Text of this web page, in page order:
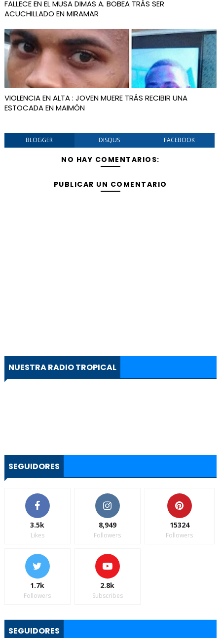
FALLECE EN EL MUSA DIMAS A. BOBEA TRÁS SER
ACUCHILLADO EN MIRAMAR
VIOLENCIA EN ALTA : JOVEN MUERE TRÁS RECIBIR UNA
ESTOCADA EN MAIMÓN
BLOGGER DISQUS FACEBOOK
NO HAY COMENTARIOS:
PUBLICAR UN COMENTARIO
NUESTRA RADIO TROPICAL
SEGUIDORES
3.5k
Likes
8,949
Followers
15324
Followers
1.7k
Followers
2.8k
Subscribes
SEGUIDORES